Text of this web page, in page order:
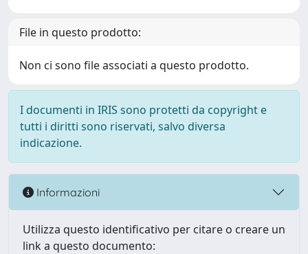
File in questo prodotto:
Non ci sono file associati a questo prodotto.
I documenti in IRIS sono protetti da copyright e
tutti i diritti sono riservati, salvo diversa
indicazione.
Informazioni
Utilizza questo identificativo per citare o creare un
link a questo documento: